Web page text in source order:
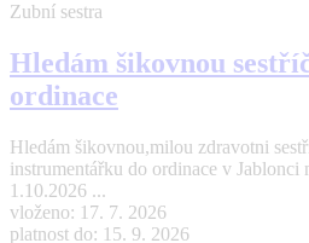
Zubní sestra
Hledám šikovnou
ordinace
Hledám šikovnou,milou zdravotni
instrumentářku do ordinace v Jablonci
1.10.2026 ...
vloženo: 17. 7. 2026
platnost do: 15. 9. 2026